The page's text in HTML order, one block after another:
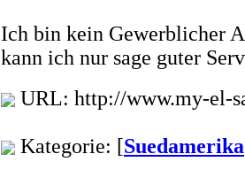
Ich bin kein Gewerblicher
kann ich nur sage guter
URL: http://www.my-el-
Kategorie: [Suedamerika